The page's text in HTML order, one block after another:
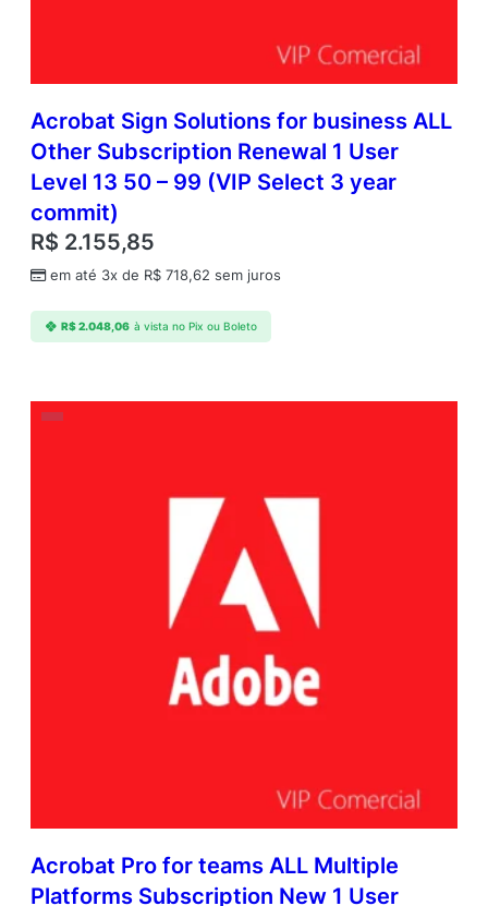
Acrobat Sign Solutions for business ALL
Other Subscription Renewal 1 User
Level 13 50 – 99 (VIP Select 3 year
commit)
R$ 2.155,85
em até 3x de R$ 718,62 sem juros
R$2.048,06 à vista no Pix ou Boleto
Acrobat Pro for teams ALL Multiple
Platforms Subscription New 1 User